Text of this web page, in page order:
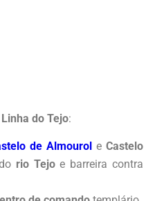
do Tejo:
de Almourol e Castelo
rio Tejoe barreira contra